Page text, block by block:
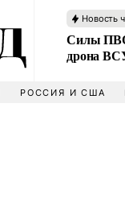
Новость
Силы ПВО
дрона
РОССИЯ И США